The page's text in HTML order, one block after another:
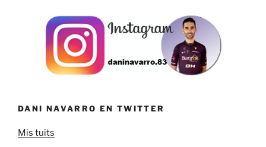
DANI NAVARRO EN TWITTER
Mis tuits